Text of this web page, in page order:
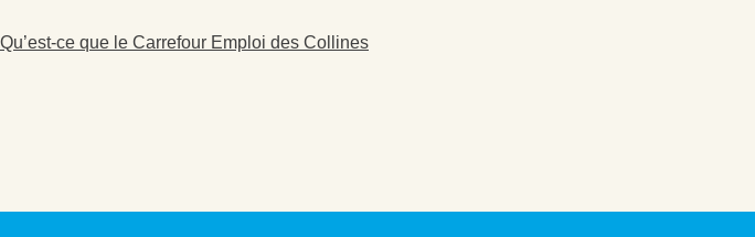
Qu’est-ce que le Carrefour Emploi des Collines